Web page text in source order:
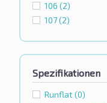
106 (2)
107(2)
Spezifikationen
Runflat(0)